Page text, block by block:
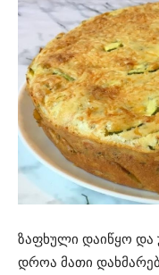
ზაფხული დაიწყო და
დროა მათი